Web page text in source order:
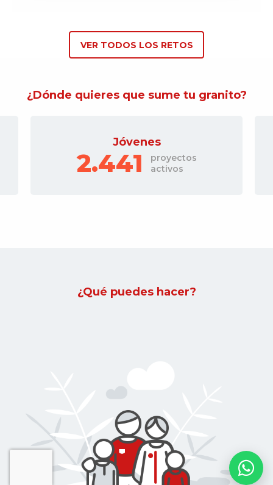
VER TODOS LOS RETOS
¿Dónde quieres que sume tu granito?
Gente mayor
380
proyectos
activos
¿Qué puedes hacer?